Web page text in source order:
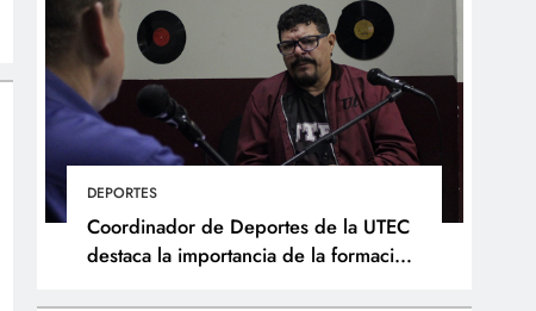
DEPORTES
Coordinador de Deportes de la UTEC
destaca la importancia de la formación